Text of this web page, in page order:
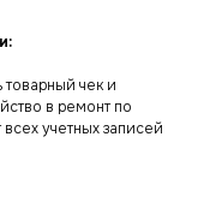
товарный чек и
в ремонт по
учетных записей